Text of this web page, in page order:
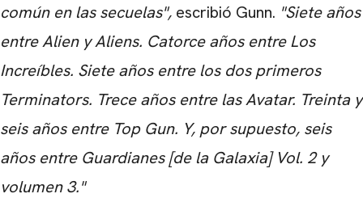
común en las secuelas", escribió Gunn. "Siete años
entre Alien y Aliens. Catorce años entre Los
Increíbles. Siete años entre los dos primeros
Terminators. Trece años entre las Avatar. Treinta y
seis años entre Top Gun. Y, por supuesto, seis
años entre Guardianes [de la Galaxia] Vol. 2 y
volumen 3."